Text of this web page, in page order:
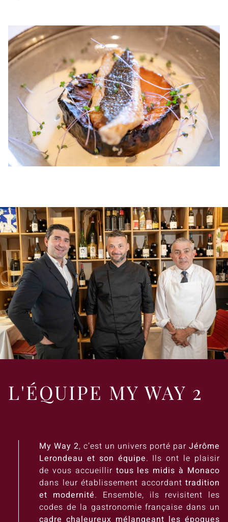
L'ÉQUIPE MY WAY 2
My Way 2, c’est un univers porté par Jérôme
Lerondeau et son équipe. Ils ont le plaisir
de vous accueillir tous les midis à Monaco
dans leur établissement accordant tradition
et modernité. Ensemble, ils revisitent les
codes de la gastronomie française dans un
cadre chaleureux mélangeant les époques